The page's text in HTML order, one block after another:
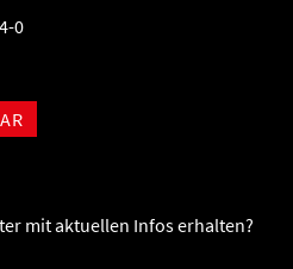
0
mit aktuellen Infos erhalten?